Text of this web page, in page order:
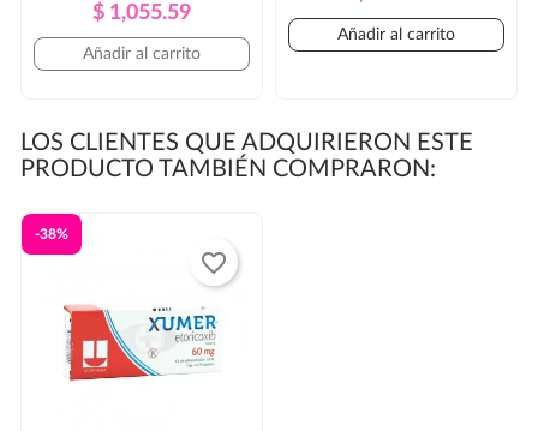
Precio
Regular
Precio
$ 1,055.59
Añadir al carrito
Regular
Añadir al carrito
LOS CLIENTES QUE ADQUIRIERON ESTE
PRODUCTO TAMBIÉN COMPRARON:
-38%
favorite_border